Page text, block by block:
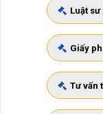
Luật
Giấy
Tư vấn